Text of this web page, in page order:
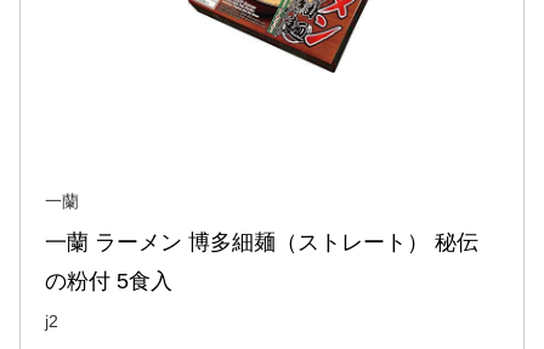
一蘭
一蘭 ラーメン 博多細麺（ストレート） 秘伝
の粉付 5食入
j2